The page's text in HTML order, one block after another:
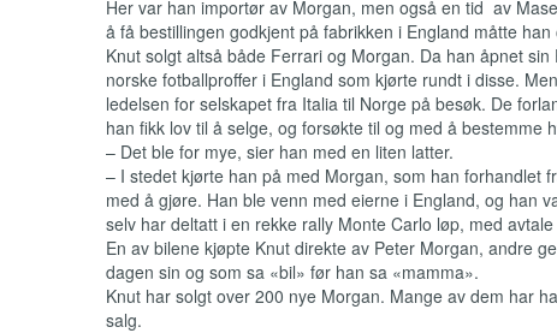
Her var han importør av Morgan, men også en tid av
å få bestillingen godkjent på fabrikken i England måtte
Knut solgt altså både Ferrari og Morgan. Da han åpnet
norske fotballproffer i England som kjørte rundt i disse.
ledelsen for selskapet fra Italia til Norge på besøk. De
han fikk lov til å selge, og forsøkte til og med å bestemme
– Det ble for mye, sier han med en liten latter.
– I stedet kjørte han på med Morgan, som han forhandlet
med å gjøre. Han ble venn med eierne i England, og han
selv har deltatt i en rekke rally Monte Carlo løp, med
En av bilene kjøpte Knut direkte av Peter Morgan, andre
dagen sin og som sa «bil» før han sa «mamma».
Knut har solgt over 200 nye Morgan. Mange av dem har
salg.